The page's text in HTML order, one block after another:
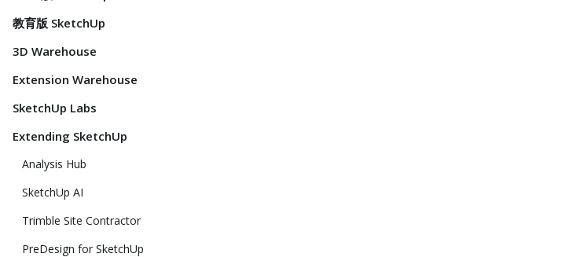
教育版 SketchUp
3D Warehouse
Extension Warehouse
SketchUp Labs
Extending SketchUp
Analysis Hub
SketchUp AI
Trimble Site Contractor
PreDesign for SketchUp